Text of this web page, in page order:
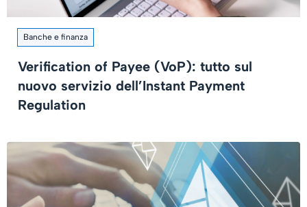
Banche e finanza
Verification of Payee (VoP): tutto sul
nuovo servizio dell’Instant Payment
Regulation